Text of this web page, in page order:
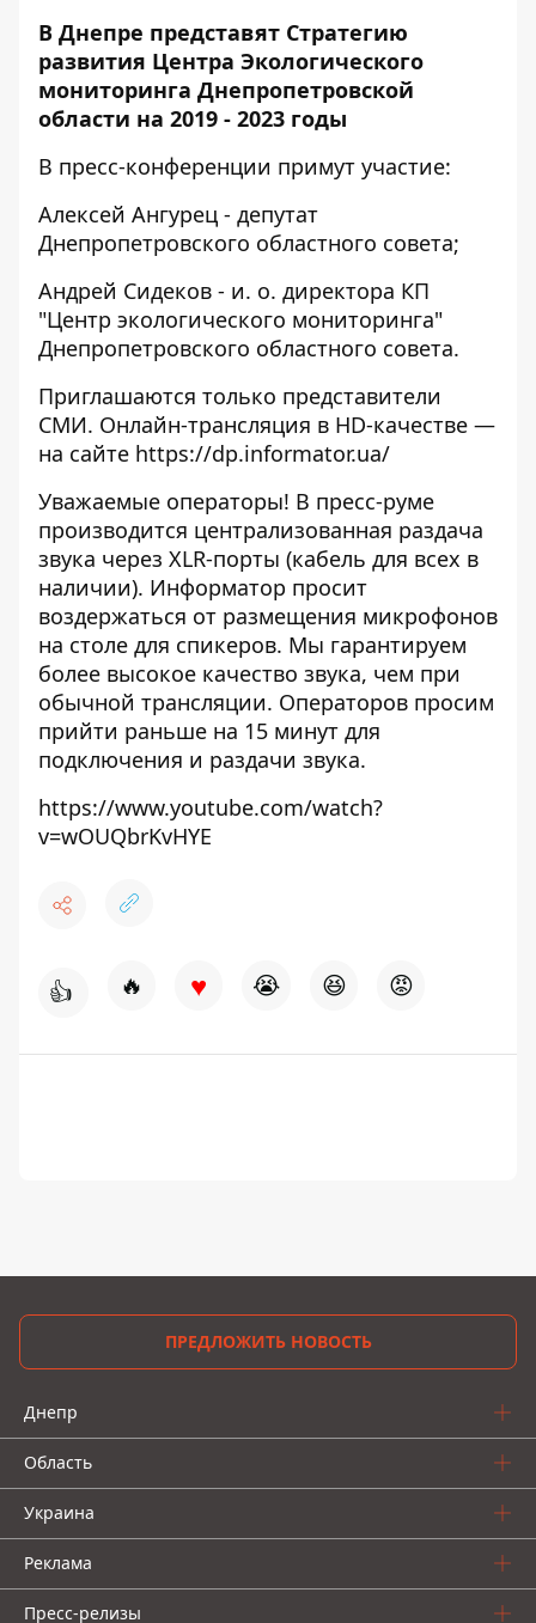
В Днепре представят Стратегию
развития Центра Экологического
мониторинга Днепропетровской
области на 2019 - 2023 годы
В пресс-конференции примут участие:
Алексей Ангурец - депутат
Днепропетровского областного совета;
Андрей Сидеков - и. о. директора КП
"Центр экологического мониторинга"
Днепропетровского областного совета.
Приглашаются только представители
СМИ. Онлайн-трансляция в HD-качестве —
на сайте https://dp.informator.ua/
Уважаемые операторы! В пресс-руме
производится централизованная раздача
звука через XLR-порты (кабель для всех в
наличии). Информатор просит
воздержаться от размещения микрофонов
на столе для спикеров. Мы гарантируем
более высокое качество звука, чем при
обычной трансляции. Операторов просим
прийти раньше на 15 минут для
подключения и раздачи звука.
https://www.youtube.com/watch?
v=wOUQbrKvHYE
👍 🔥 ♥ 😭 😆 😡
ПРЕДЛОЖИТЬ НОВОСТЬ
Днепр
Область
Украина
Реклама
Пресс-релизы